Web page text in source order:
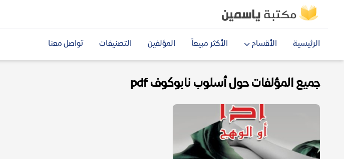
الرئيسية الأقسام الأكثر مبيعاً المؤلفين التصنيفات تواصل معنا
جميع المؤلفات حول أسلوب نابوكوف pdf